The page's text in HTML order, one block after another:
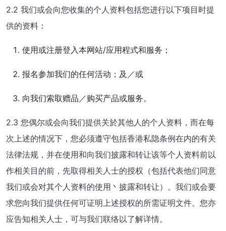
2.2 我们或会向您收集的个人资料包括您进行以下项目时提
供的资料：
使用或注册登入本网站/应用程式和服务；
报名参加我们的任何活动；及／或
向我们索取赠品／购买产品或服务。
2.3 您偶尔或会向我们提供关於其他人的个人资料，而在每
次上述的情况下，您必须遵守包括香港私隐条例在内的有关
法律法规，并在使用和向我们披露和转让该等个人资料前以
作相关目的前，先取得相关人士的授权（包括代表他们同意
我们或会对其个人资料的使用丶披露和转让）。我们或会要
求您向我们提供任何可证明上述授权的所需证明文件。您亦
应告知相关人士，可与我们联络以了解详情。